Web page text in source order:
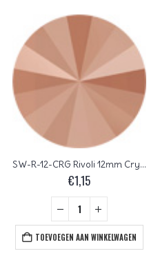
SW-R-12-CRG Rivoli 12mm Crystal Rose Gold Foiled
€1,15
TOEVOEGEN AAN WINKELWAGEN